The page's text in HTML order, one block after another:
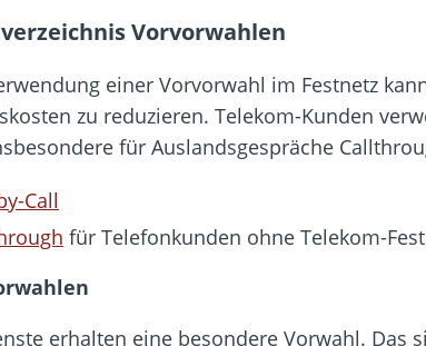
Vorvorwahlen
einer Vorvorwahl im Festnetz
zu reduzieren. Telekom-Kunden
für Auslandsgespräche
Call
für Telefonkunden ohne Telekom-
erhalten eine besondere Vorwahl. Das